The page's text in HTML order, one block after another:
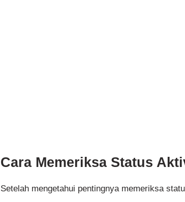
Cara Memeriksa Status
Setelah mengetahui pentingnya memeriksa